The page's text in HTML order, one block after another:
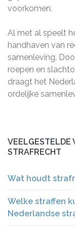
voorkomen.
Al met al speelt
handhaven van
samenleving.
roepen en
draagt het
ordelijke
VEELGESTELDE
STRAFRECHT
Wat houdt
Welke straffen
Nederlandse